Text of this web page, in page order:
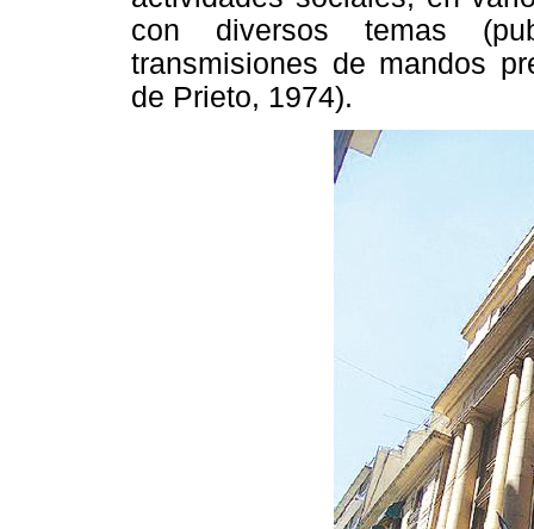
con diversos temas
transmisiones de mandos
de Prieto, 1974).